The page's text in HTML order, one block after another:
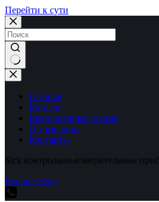
Перейти к сути
Ничего
не
найденоГлавная
Каталог
Выполненные заказы
О компании
Контакты
Sick контрольно-измерительные
Explore Shop